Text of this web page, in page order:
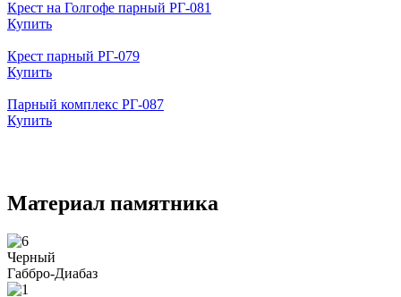
Крест на Голгофе парный РГ-081
Купить
Крест парный РГ-079
Купить
Парный комплекс РГ-087
Купить
Материал памятника
Черный
Габбро-Диабаз